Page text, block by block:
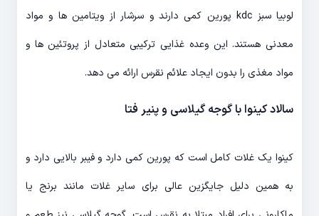
لوبیا سبز kdc پورین کمی دارند و سرشار از ویتامین ها و مواد
معدنی هستند. این وعده غذایی ترکیبی متعادل از پروتئین ها و
مواد مغذی را بدون ایجاد علائم نقرس ارائه می دهد.
سالاد کینوا با گوجه گیلاسی و پنیر فتا
کینوا یک غلات کامل است که پورین کمی دارد و فیبر بالایی دارد و
به همین دلیل جایگزین عالی برای سایر غلات مانند برنج یا